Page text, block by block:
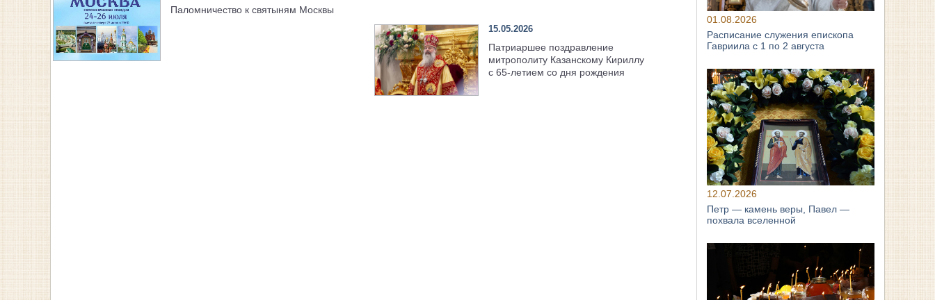
Паломничество к святыням Москвы
15.05.2026
Патриаршее поздравление
митрополиту Казанскому Кириллу
с 65-летием со дня рождения
01.08.2026
Расписание служения епископа
Гавриила с 1 по 2 августа
12.07.2026
Петр — камень веры, Павел —
похвала вселенной